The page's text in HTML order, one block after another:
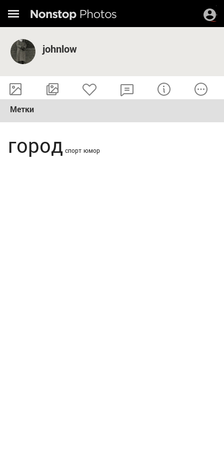
johnlow
Метки
город спорт юмор